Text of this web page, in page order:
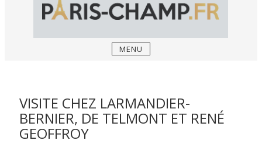
MENU
VISITE CHEZ LARMANDIER-
BERNIER, DE TELMONT ET RENÉ
GEOFFROY